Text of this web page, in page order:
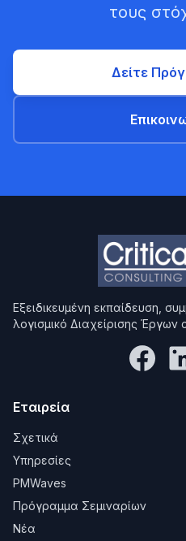
τους
Δείτε
Εξειδικευμένη εκπαίδευση,
λογισμικό Διαχείρισης
Εταιρεία
Σχετικά
Υπηρεσίες
PMWaves
Πρόγραμμα Σεμιναρίων
Νέα